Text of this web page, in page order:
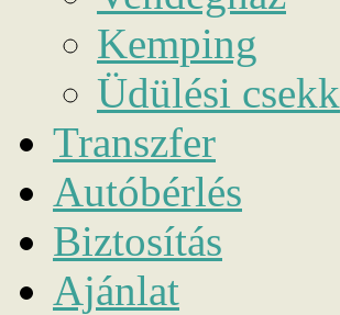
Kemping
Üdülési csekk
Transzfer
Autóbérlés
Biztosítás
Ajánlat